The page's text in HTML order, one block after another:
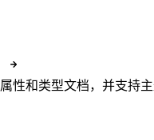
性和类型文档，并支持主